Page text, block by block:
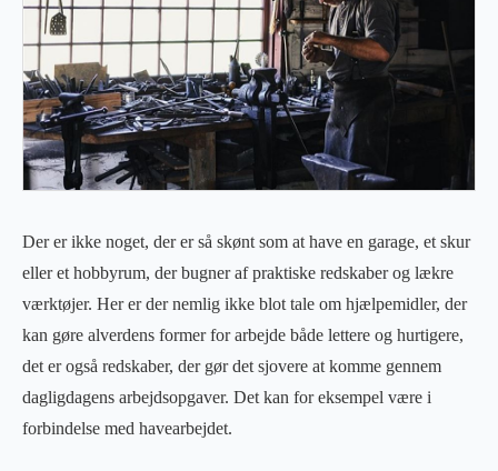
Der er ikke noget, der er så skønt som at have en garage, et skur
eller et hobbyrum, der bugner af praktiske redskaber og lækre
værktøjer. Her er der nemlig ikke blot tale om hjælpemidler, der
kan gøre alverdens former for arbejde både lettere og hurtigere,
det er også redskaber, der gør det sjovere at komme gennem
dagligdagens arbejdsopgaver. Det kan for eksempel være i
forbindelse med havearbejdet.